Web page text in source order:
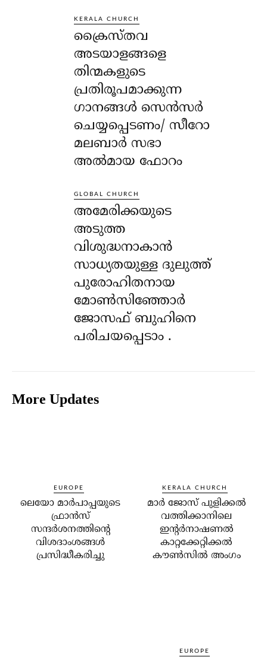
KERALA CHURCH
ക്രൈസ്തവ
അടയാളങ്ങളെ
തിന്മകളുടെ
പ്രതിരൂപമാക്കുന്ന
ഗാനങ്ങൾ സെൻസർ
ചെയ്യപ്പെടണം/ സീറോ
മലബാർ സഭാ
അൽമായ ഫോറം
GLOBAL CHURCH
അമേരിക്കയുടെ
അടുത്ത
വിശുദ്ധനാകാൻ
സാധ്യതയുള്ള ദുലുത്ത്
പുരോഹിതനായ
മോൺസിഞ്ഞോർ
ജോസഫ് ബുഹിനെ
പരിചയപ്പെടാം .
More Updates
EUROPE
ലെയോ മാര്‍പാപ്പയുടെ
ഫ്രാന്‍സ്
സന്ദര്‍ശനത്തിന്റെ
വിശദാംശങ്ങള്‍
പ്രസിദ്ധീകരിച്ചു
KERALA CHURCH
മാര്‍ ജോസ് പുളിക്കല്‍
വത്തിക്കാനിലെ
ഇന്റര്‍നാഷണല്‍
കാറ്റക്കേറ്റിക്കല്‍
കൗണ്‍സില്‍ അംഗം
EUROPE